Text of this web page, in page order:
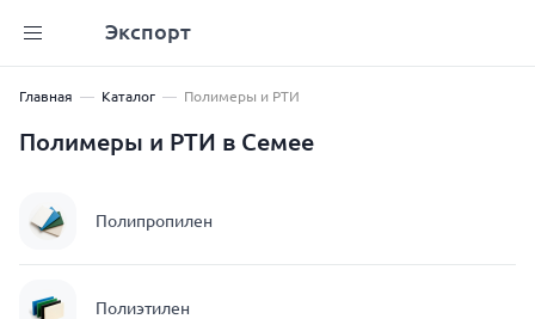
Экспорт
Главная Каталог Полимеры и РТИ
Полимеры и РТИ в Семее
Полипропилен
Полиэтилен